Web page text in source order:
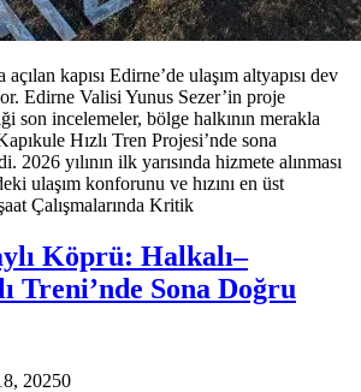
kapısı Edirne’de ulaşım altyapısı dev
Edirne Valisi Yunus Sezer’in proje
son incelemeler, bölge halkının merakla
Hızlı Tren Projesi’nde sona
2026 yılının ilk yarısında hizmete alınması
ulaşım konforunu ve hızını en üst
Çalışmalarında Kritik
Köprü: Halkalı–
Treni’nde Sona Doğru
20250